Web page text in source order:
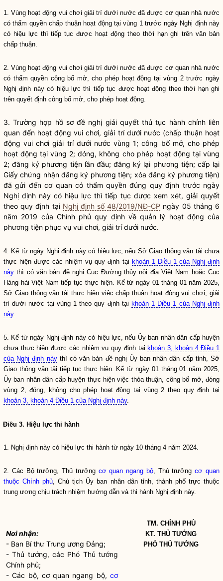
1. Vùng hoạt động vui chơi giải trí dưới nước đã được cơ quan nhà nước
có thẩm quyền chấp thuậnhoạt động tại vùng 1 trước ngày Nghị định này
có hiệu lực thì tiếp tục được hoạt động theo thời hạn ghi trên văn bản
chấp thuận.
2. Vùng hoạt động vui chơi giải trí dưới nước đã được cơ quan nhà nước
có thẩmquyền công bố mở, cho phép hoạt động tại vùng 2 trước ngày
Nghị định này có hiệu lực thì tiếp tục được hoạt động theo thời hạn ghi
trên quyết định công bố mở, cho phép hoạt động.
3. Trường hợp hồ sơ đề nghị giải quyết thủ tục hành chính liên
quan đến hoạt động vui chơi, giải trí dưới nước (chấp thuậnhoạt
động vui chơi giải trí dưới nước vùng 1; công bố mở, cho phép
hoạt động tại vùng 2; đóng, không cho phép hoạt động tại vùng
2; đăng ký phương tiện lần đầu; đăng ký lại phương tiện; cấp lại
Giấy chứng nhận đăng ký phương tiện; xóa đăng ký phương tiện)
đã gửi đến cơ quan có thẩm quyềnđúng quy định trước ngày
Nghị định này có hiệu lực thì tiếp tục được xem xét, giải quyết
theo quy định tại Nghị định số 48/2019/NĐ-CP ngày 05 tháng 6
năm 2019 của Chính phủ quy định về quản lý hoạt động của
phương tiện phục vụ vui chơi, giải trí dưới nước.
4. Kể từ ngày Nghị định này có hiệu lực, nếu Sở Giao thông vận tải chưa
thực hiện được các nhiệm vụ quy định tại khoản 1 Điều 1 của Nghị định
này thì có văn bản đề nghị Cục Đường thủy nội địaViệt Nam hoặc Cục
Hàng hải Việt Nam tiếp tục thực hiện. Kể từ ngày 01 tháng 01 năm 2025,
Sở Giao thông vận tải thực hiện việcchấp thuận hoạt động vui chơi, giải
trí dưới nước tại vùng 1 theo quy định tại khoản 1 Điều 1 của Nghị định
này.
5. Kể từ ngày Nghị định này có hiệu lực, nếu Ủy ban nhân dân cấp huyện
chưa thực hiện được các nhiệm vụ quy định tại khoản 3, khoản 4 Điều 1
của Nghị định nàythì có văn bản đề nghị Ủy bannhân dân cấp tỉnh, Sở
Giao thông vận tải tiếp tục thực hiện. Kể từ ngày 01 tháng 01 năm 2025,
Ủy ban nhân dân cấp huyện thực hiện việc thỏa thuận, công bố mở, đóng
vùng 2, đóng, không cho phép hoạt động tại vùng 2 theo quy định tại
khoản 3, khoản 4 Điều 1 của Nghị định này.
Điều 3. Hiệu lực thi hành
1. Nghị định này có hiệu lực thi hành từ ngày 10 tháng 4 năm 2024.
2. Các Bộ trưởng, Thủ trưởng cơ quan ngang bộ, Thủ trưởngcơ quan
thuộc Chính phủ, Chủ tịch Ủy ban nhân dântỉnh, thành phố trực thuộc
trung ương chịu trách nhiệm hướng dẫn và thi hành Nghị định này.
Nơi nhận:
- Ban Bí thư Trung ương Đảng;
- Thủ tướng, các Phó Thủ tướng
Chính phủ;
- Các bộ, cơ quan ngang bộ, cơ
TM. CHÍNH PHỦ
KT. THỦ TƯỚNG
PHÓ THỦ TƯỚNG